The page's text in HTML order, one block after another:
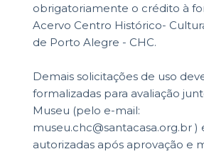
obrigatoriamente o crédito à
Acervo Centro Histórico-
de Porto Alegre - CHC.
Demais solicitações de uso
formalizadas para avaliação
Museu (pelo e-mail:
museu.chc@santacasa.org.br )
autorizadas após aprovação e